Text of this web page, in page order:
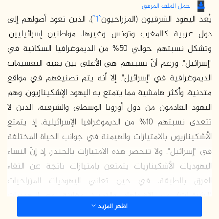
حمل الملف المرفق
يُعد اليهود الشرقيون (المزراحيون`1` )، الذين تعود أصولهم إلى
دول عربية كالمغرب وتونس وغيرها، مواطنين إسرائيليين،
وتشكل نسبتهم حوالي 50% من الديموغرافيا السكانية في
"إسرائيل". ورغم أنّ نسبتهم هي الأعلى بين بقية التقسيمات
الديموغرافية في "إسرائيل"، إلا أنه يتم تصنيفهم في مواقع
متدنية، وأكثر هامشية مما يتمتع به اليهود الإشكينازيون، وهم
اليهود القادمون من دول أوروبا الوسطى والشرقية، الذين لا
تتعدى نسبتهم 10% من الديموغرافيا الإسرائيلية، إذ يتمتع
الأشكينازيون بالامتيازات والهيمنة في جوانب الحياة المختلفة
في "إسرائيل". ولا تنحصر هذه الامتيازات بالجندر، إذ إنّ النساء
اليهوديات الأشكينازيات يتمتعن بامتيازات ناتجة عن التقاء
العرق بالطبقة، في حين تعاني اليهوديات المزراحيات
(الشرقيات) من الاضطهاد والتمييز مقارنة مع اليهوديات
الأشكينازيات. تفترض هذه الدراسة أنّ التوزيع الهرمي للسلطة
اظهر المزيد